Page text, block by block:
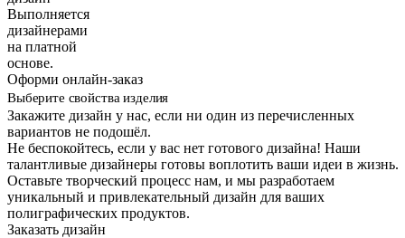
Выполняется
дизайнерами
на платной
основе.
Оформи онлайн-заказ
Выберите свойства изделия
Закажите дизайн у нас, если ни один из перечисленных
вариантов не подошёл.
Не беспокойтесь, если у вас нет готового дизайна! Наши
талантливые дизайнеры готовы воплотить ваши идеи в жизнь.
Оставьте творческий процесс нам, и мы разработаем
уникальный и привлекательный дизайн для ваших
полиграфических продуктов.
Заказать дизайн